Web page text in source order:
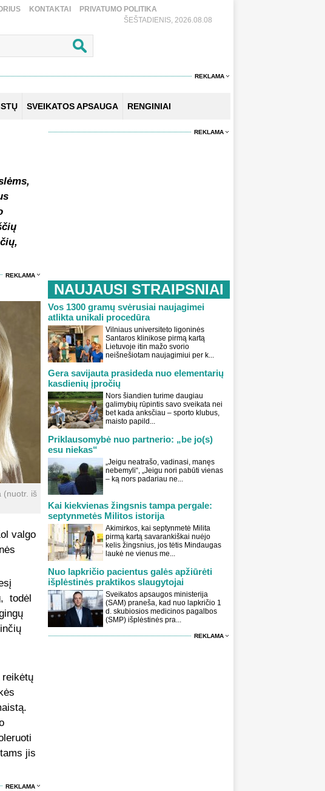
KONTAKTAI
PRIVATUMO POLITIKA
ŠEŠTADIENIS, 2026.08.08
REKLAMA
SVEIKATOS APSAUGA RENGINIAI
REKLAMA
(nuotr. iš
valgo
todėl
jis
REKLAMA
REKLAMA
NAUJAUSI STRAIPSNIAI
Vos 1300 gramų svėrusiai naujagimei
atlikta unikali procedūra
Vilniaus universiteto ligoninės
Santaros klinikose pirmą kartą
Lietuvoje itin mažo svorio
neišnešiotam naujagimiui per k...
Gera savijauta prasideda nuo elementarių
kasdienių įpročių
Nors šiandien turime daugiau
galimybių rūpintis savo sveikata nei
bet kada anksčiau – sporto klubus,
maisto papild...
Priklausomybė nuo partnerio: „be jo(s)
esu niekas“
„Jeigu neatrašo, vadinasi, manęs
nebemyli“, „Jeigu nori pabūti vienas
– ką nors padariau ne...
Kai kiekvienas žingsnis tampa pergale:
septynmetės Militos istorija
Akimirkos, kai septynmetė Milita
pirmą kartą savarankiškai nuėjo
kelis žingsnius, jos tėtis Mindaugas
laukė ne vienus me...
Nuo lapkričio pacientus galės apžiūrėti
išplėstinės praktikos slaugytojai
Sveikatos apsaugos ministerija
(SAM) praneša, kad nuo lapkričio 1
d. skubiosios medicinos pagalbos
(SMP) išplėstinės pra...
REKLAMA